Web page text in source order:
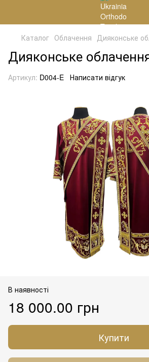
Каталог Облачення Дияконське
Дияконське
Артикул: D004-E Написати відгук
В наявності
18 000.00 грн
Купити